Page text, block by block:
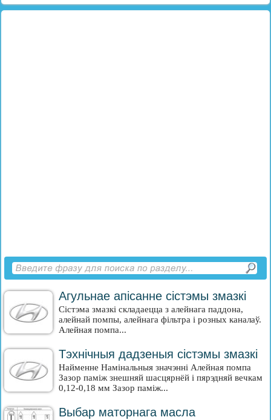
Агульнае апісанне сістэмы змазкі
Сістэма змазкі складаецца з алейнага паддона,
алейнай помпы, алейнага фільтра і розных каналаў.
Алейная помпа...
Тэхнічныя дадзеныя сістэмы змазкі
Найменне Намінальныя значэнні Алейная помпа
Зазор паміж знешняй шасцярнёй і пярэдняй вечкам
0,12-0,18 мм Зазор паміж...
Выбар маторнага масла